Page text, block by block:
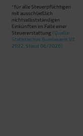
*für alle Steuerpflichtigen
mit ausschließlich
nichtselbstständigen
Einkünften im Falle einer
Steuererstattung (Quelle:
Statistisches Bundesamt VZ
2022, Stand 06/2026)